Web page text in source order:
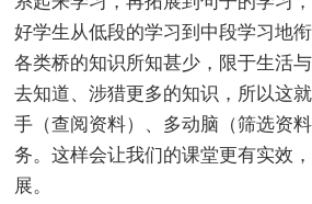
好学生从低段的学习到中段学习地
各类桥的知识所知甚少，限于生活
去知道、涉猎更多的知识，所以这
手（查阅资料）、多动脑（筛选资
务。这样会让我们的课堂更有实效
展。